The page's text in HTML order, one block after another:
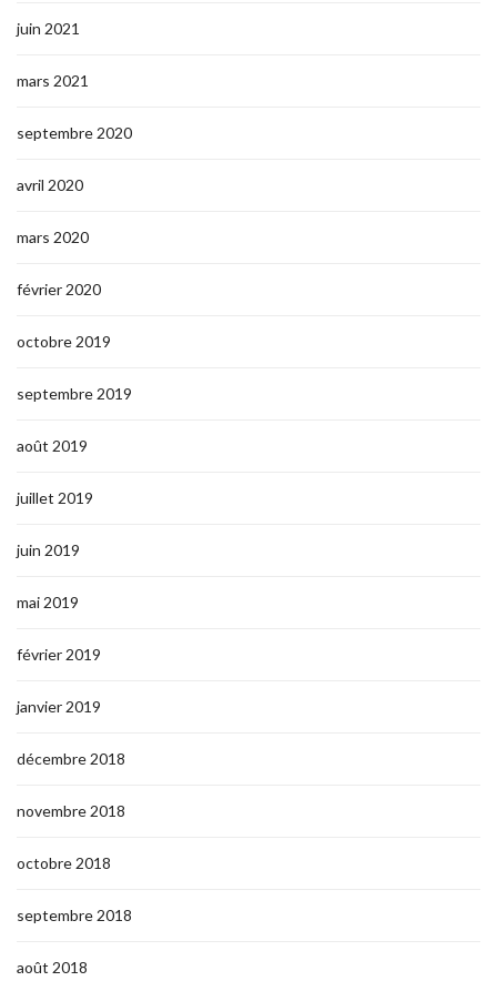
juin 2021
mars 2021
septembre 2020
avril 2020
mars 2020
février 2020
octobre 2019
septembre 2019
août 2019
juillet 2019
juin 2019
mai 2019
février 2019
janvier 2019
décembre 2018
novembre 2018
octobre 2018
septembre 2018
août 2018